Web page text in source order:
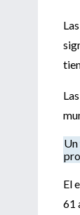
El
61